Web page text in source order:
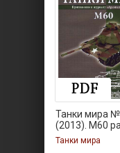
Танки мира
(2013). M60
Танки мира